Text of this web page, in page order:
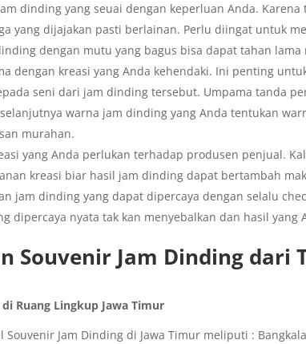
dinding yang seuai dengan keperluan Anda.
yang dijajakan pasti berlainan. Perlu diingat untuk
dengan mutu yang bagus bisa dapat tahan
dengan kreasi yang Anda kehendaki. Ini penting
seni dari jam dinding tersebut. Umpama tanda
warna jam dinding yang Anda tentukan
murahan.
yang Anda perlukan terhadap produsen penjual.
kreasi biar hasil jam dinding dapat bertambah
jam dinding yang dapat dipercaya dengan selalu
dipercaya nyata tak kan menyebalkan dan hasil
Souvenir Jam Dinding dari
Ruang Lingkup Jawa Timur
Souvenir Jam Dinding di Jawa Timur meliputi :